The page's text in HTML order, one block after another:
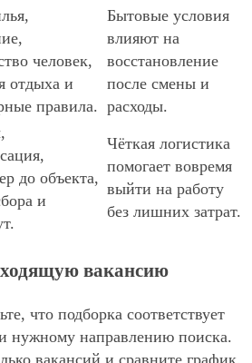
человек,
отдыха и
правила.
Бытовые условия
влияют на
восстановление
после смены и
расходы.
до объекта,
и
Чёткая логистика
помогает вовремя
выйти на работу
без лишних затрат.
вакансию
что подборка соответствует
нужному направлению поиска.
вакансий и сравните график,